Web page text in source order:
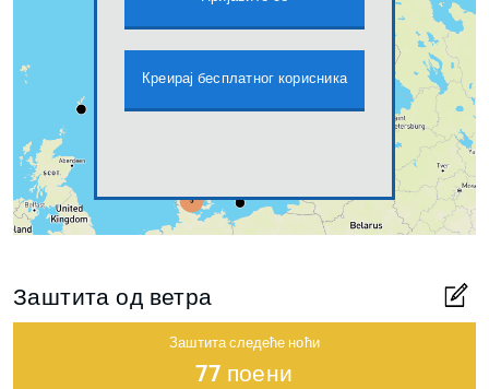
Креирај бесплатног корисника
Заштита од ветра
Заштита следеће ноћи
77 поени